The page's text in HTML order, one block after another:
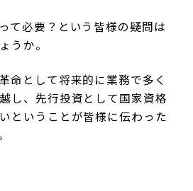
て必要？という皆様の疑問は
うか。
命として将来的に業務で多く
し、先行投資として国家資格
ということが皆様に伝わった